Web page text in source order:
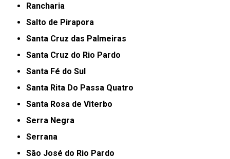
Rancharia
Salto de Pirapora
Santa Cruz das Palmeiras
Santa Cruz do Rio Pardo
Santa Fé do Sul
Santa Rita Do Passa Quatro
Santa Rosa de Viterbo
Serra Negra
Serrana
São José do Rio Pardo